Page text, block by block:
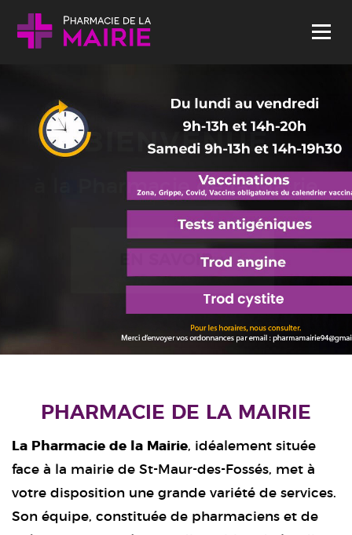
Skip to content
Menu
BIENVENUE
à la Pharmacie de la Mairie
EN SAVOIR +
PHARMACIE DE LA MAIRIE
La Pharmacie de la Mairie, idéalement située
face à la mairie de St-Maur-des-Fossés, met à
votre disposition une grande variété de services.
Son équipe, constituée de pharmaciens et de